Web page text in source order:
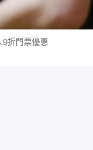
折門票優惠